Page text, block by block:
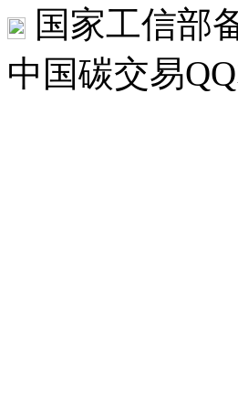
国家工信部
中国碳交易